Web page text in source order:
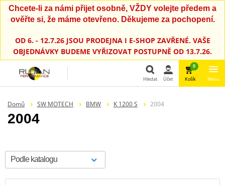
Chcete-li za námi přijet osobně, VŽDY volejte předem a
ověřte si, že máme otevřeno. Děkujeme za pochopení.
OD 6. - 12.7.26 JSOU PRODEJNA I E-SHOP ZAVŘENÉ. VAŠE
OBJEDNÁVKY BUDEME VYŘIZOVAT POSTUPNĚ OD 13.7.26.
Hledat Účet
0
Košík Menu
Domů SW MOTECH BMW K 1200 S 2004
2004